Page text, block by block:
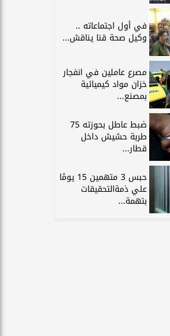
في أول اجتماعاته ..
وكيل صحة قنا يناقش...
مصرع عاملين في انفجار
خزان مواد كيميائية
بمصنع...
ضبط عاطل بحوزته 75
طربة حشيش داخل
قطار...
حبس 3 متهمين 15 يومًا
علي ذمةالتحقيقات
بتهمة...